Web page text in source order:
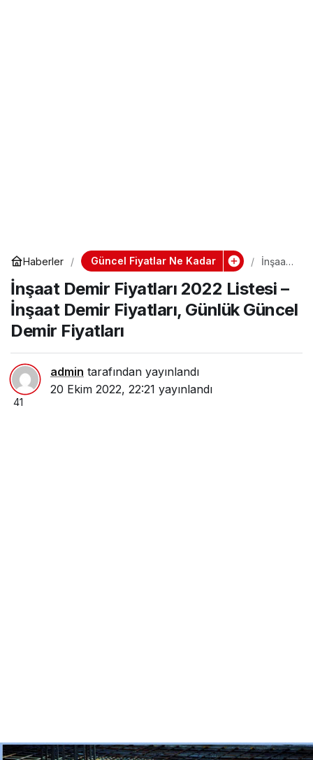
Haberler Güncel Fiyatlar Ne Kadar
İnşaat
Fiyatlar
ı 2022
Listesi
Fiyatlar
İnşaat Demir Fiyatları 2022 Listesi –
İnşaat Demir Fiyatları, Günlük Güncel
Demir Fiyatları
admin tarafından yayınlandı
20 Ekim 2022, 22:21 yayınlandı
41